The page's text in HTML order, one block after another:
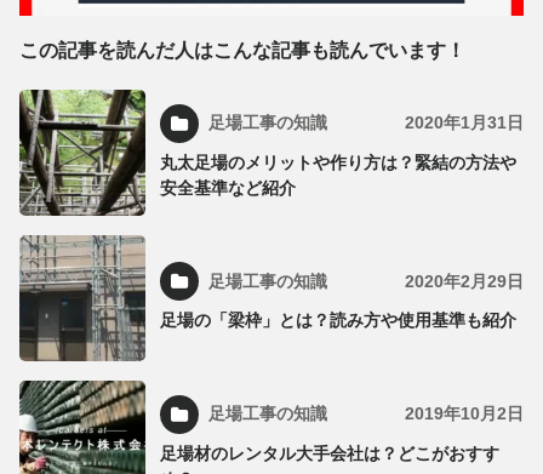
この記事を読んだ人はこんな記事も読んでいます！
足場工事の知識 2020年1月31日
丸太足場のメリットや作り方は？緊結の方法や
安全基準など紹介
足場工事の知識 2020年2月29日
足場の「梁枠」とは？読み方や使用基準も紹介
足場工事の知識 2019年10月2日
足場材のレンタル大手会社は？どこがおすす